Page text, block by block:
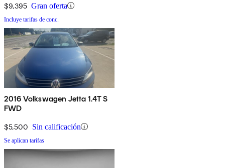
$9,395 Gran oferta
Incluye tarifas de conc.
2016 Volkswagen Jetta 1.4T S
FWD
$5,500 Sin calificación
Se aplican tarifas